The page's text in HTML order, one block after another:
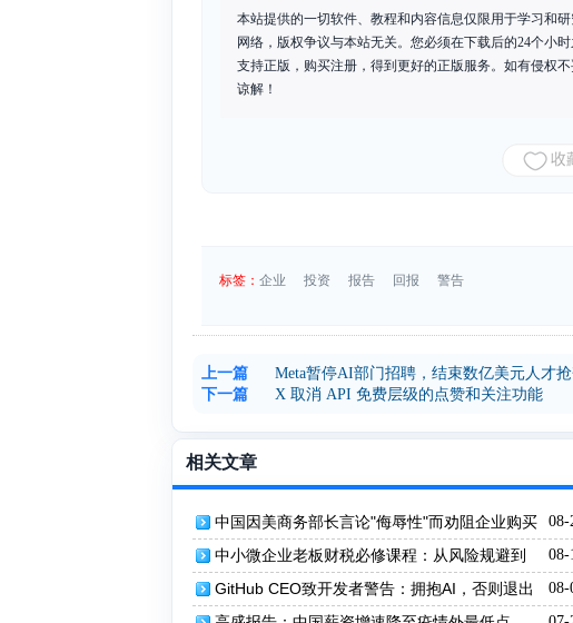
本站提供的一切软件、教程和内容信息仅限用于学习和
网络，版权争议与本站无关。您必须在下载后的24个小
支持正版，购买注册，得到更好的正版服务。如有侵权不
谅解！
标签： 企业 投资 报告 回报 警告
上一篇
Meta暂停AI部门招聘，结束数亿美元人才
下一篇
X 取消 API 免费层级的点赞和关注功能
相关文章
08-
中国因美商务部长言论"侮辱性"而劝阻企业购买
英伟达芯片
08-
中小微企业老板财税必修课程：从风险规避到
降本增效
08-
GitHub CEO致开发者警告：拥抱AI，否则退出